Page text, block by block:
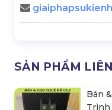
SẢN PHẨM
Bán